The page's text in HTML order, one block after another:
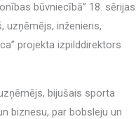
būvniecībā” 18. sērijas
uzņēmējs, inženieris,
projekta izpilddirektors
bijušais sporta
biznesu, par bobsleju un